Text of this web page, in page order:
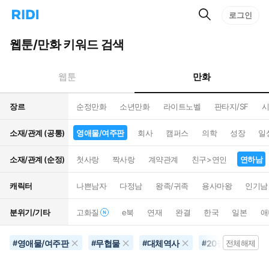
리
홈
으
턴
트
검
로그인
웹툰/만화 키워드 검색
웹툰 만화
장르 순정만화 소년만화 라이트노벨 판타지/SF
소재/관계 (공통) 영애물/여주판 회사 캠퍼스 의학 성장 일
소재/관계 (순정) 첫사랑 짝사랑 계약관계 친구>연인 연하남
캐릭터 나쁜남자 다정남 왕족/귀족 용사마왕 인기남
분위기/기타 고화질 e북 연재 완결 한국 일본
#영애물/여주판 #무협물 #대체역사 #20권이상전체해제